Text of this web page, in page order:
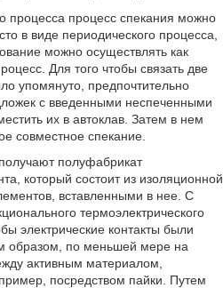
процесса процесс спекания можно
в виде периодического процесса,
можно осуществлять как
Для того чтобы связать две
упомянуто, предпочтительно
с введенными неспеченными
их в автоклав. Затем в нем
совместное спекание.
полуфабрикат
который состоит из изоляционной
вставленными в нее. С
термоэлектрического
электрические контакты были
по меньшей мере на
активным материалом,
посредством пайки. Путем